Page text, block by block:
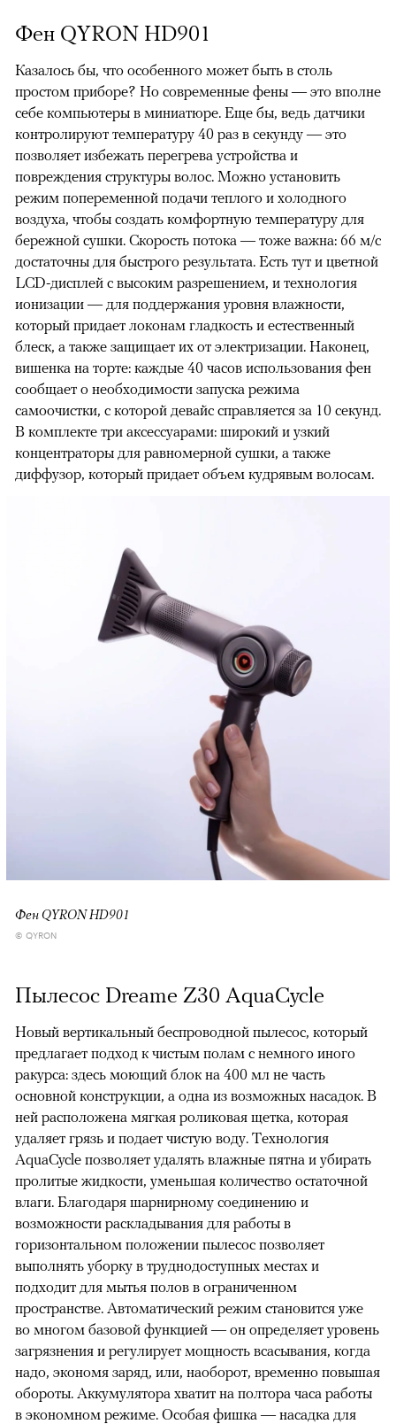
Фен QYRON HD901
Казалось бы, что особенного может быть в столь
простом приборе? Но современные фены — это вполне
себе компьютеры в миниатюре. Еще бы, ведь датчики
контролируют температуру 40 раз в секунду — это
позволяет избежать перегрева устройства и
повреждения структуры волос. Можно установить
режим попеременной подачи теплого и холодного
воздуха, чтобы создать комфортную температуру для
бережной сушки. Скорость потока — тоже важна: 66 м/с
достаточны для быстрого результата. Есть тут и цветной
LCD-дисплей с высоким разрешением, и технология
ионизации — для поддержания уровня влажности,
который придает локонам гладкость и естественный
блеск, а также защищает их от электризации. Наконец,
вишенка на торте: каждые 40 часов использования фен
сообщает о необходимости запуска режима
самоочистки, с которой девайс справляется за 10 секунд.
В комплекте три аксессуарами: широкий и узкий
концентраторы для равномерной сушки, а также
диффузор, который придает объем кудрявым волосам.
Фен QYRON HD901
© QYRON
Пылесос Dreame Z30 AquaCycle
Новый вертикальный беспроводной пылесос, который
предлагает подход к чистым полам с немного иного
ракурса: здесь моющий блок на 400 мл не часть
основной конструкции, а одна из возможных насадок. В
ней расположена мягкая роликовая щетка, которая
удаляет грязь и подает чистую воду. Технология
AquaCycle позволяет удалять влажные пятна и убирать
пролитые жидкости, уменьшая количество остаточной
влаги. Благодаря шарнирному соединению и
возможности раскладывания для работы в
горизонтальном положении пылесос позволяет
выполнять уборку в труднодоступных местах и
подходит для мытья полов в ограниченном
пространстве. Автоматический режим становится уже
во многом базовой функцией — он определяет уровень
загрязнения и регулирует мощность всасывания, когда
надо, экономя заряд, или, наоборот, временно повышая
обороты. Аккумулятора хватит на полтора часа работы
в экономном режиме. Особая фишка — насадка для